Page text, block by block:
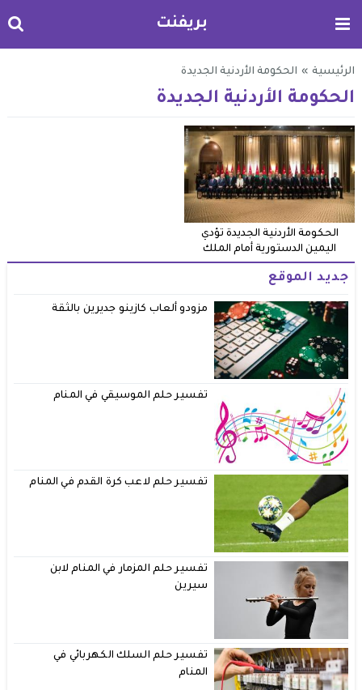
بريفنت
الرئيسية » الحكومة الأردنية الجديدة
الحكومة الأردنية الجديدة
الحكومة الأردنية الجديدة تؤدي
اليمين الدستورية أمام الملك
جديد الموقع
مزودو ألعاب كازينو جديرين بالثقة
تفسير حلم الموسيقي في المنام
تفسير حلم لاعب كرة القدم في المنام
تفسير حلم المزمار في المنام لابن
سيرين
تفسير حلم السلك الكهربائي في
المنام